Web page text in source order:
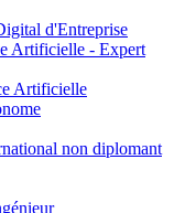
d'Entreprise
Artificielle - Expert
Artificielle
non diplomant